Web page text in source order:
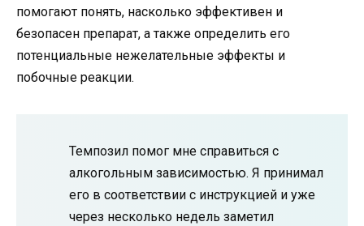
помогают понять, насколько эффективен и
безопасен препарат, а также определить его
потенциальные нежелательные эффекты и
побочные реакции.
Темпозил помог мне справиться с
алкогольным зависимостью. Я принимал
его в соответствии с инструкцией и уже
через несколько недель заметил